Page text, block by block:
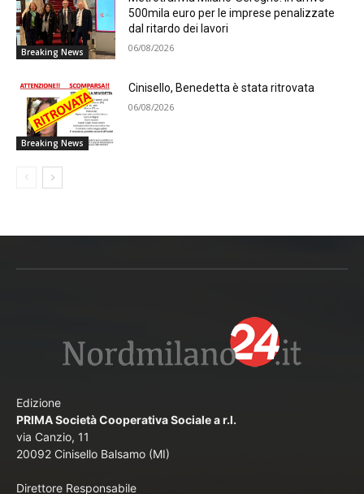
Breaking News
500mila euro per le imprese penalizzate
dal ritardo dei lavori
06/08/2026
Breaking News
Cinisello, Benedetta è stata ritrovata
06/08/2026
Edizione
PRIMA Società Cooperativa Sociale a r.l.
via Canzio, 11
20092 Cinisello Balsamo (MI)
Direttore Responsabile